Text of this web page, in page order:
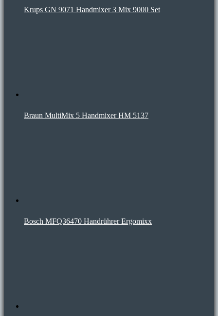
Krups GN 9071 Handmixer 3 Mix 9000 Set
Braun MultiMix 5 Handmixer HM 5137
Bosch MFQ36470 Handrührer Ergomixx